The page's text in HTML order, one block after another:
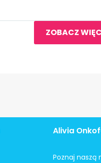
ZOBACZ
Alivia
Poznaj naszą